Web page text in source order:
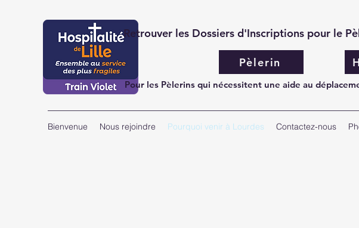
Retrouver les Dossiers d'Inscriptions pour le
Pèlerin
Pour les Pèlerins qui nécessitent une aide au
Bienvenue Nous rejoindre Pourquoi venir à Lourdes Contactez-nous